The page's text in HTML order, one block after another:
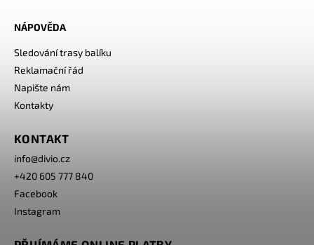
NÁPOVĚDA
Sledování trasy balíku
Reklamační řád
Napište nám
Kontakty
KONTAKT
info@divio.cz
+420 605 777 840
Facebook
Instagram